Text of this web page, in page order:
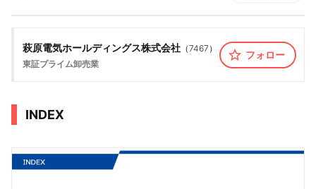
萩原電気ホールディングス株式会社 （7467 ）
東証プライム卸売業
フォロー
INDEX